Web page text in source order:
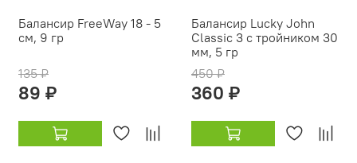
Балансир FreeWay 18 - 5
см, 9 гр
135 ₽
89 ₽
Балансир Lucky John
Classic 3 с тройником 30
мм, 5 гр
450 ₽
360 ₽